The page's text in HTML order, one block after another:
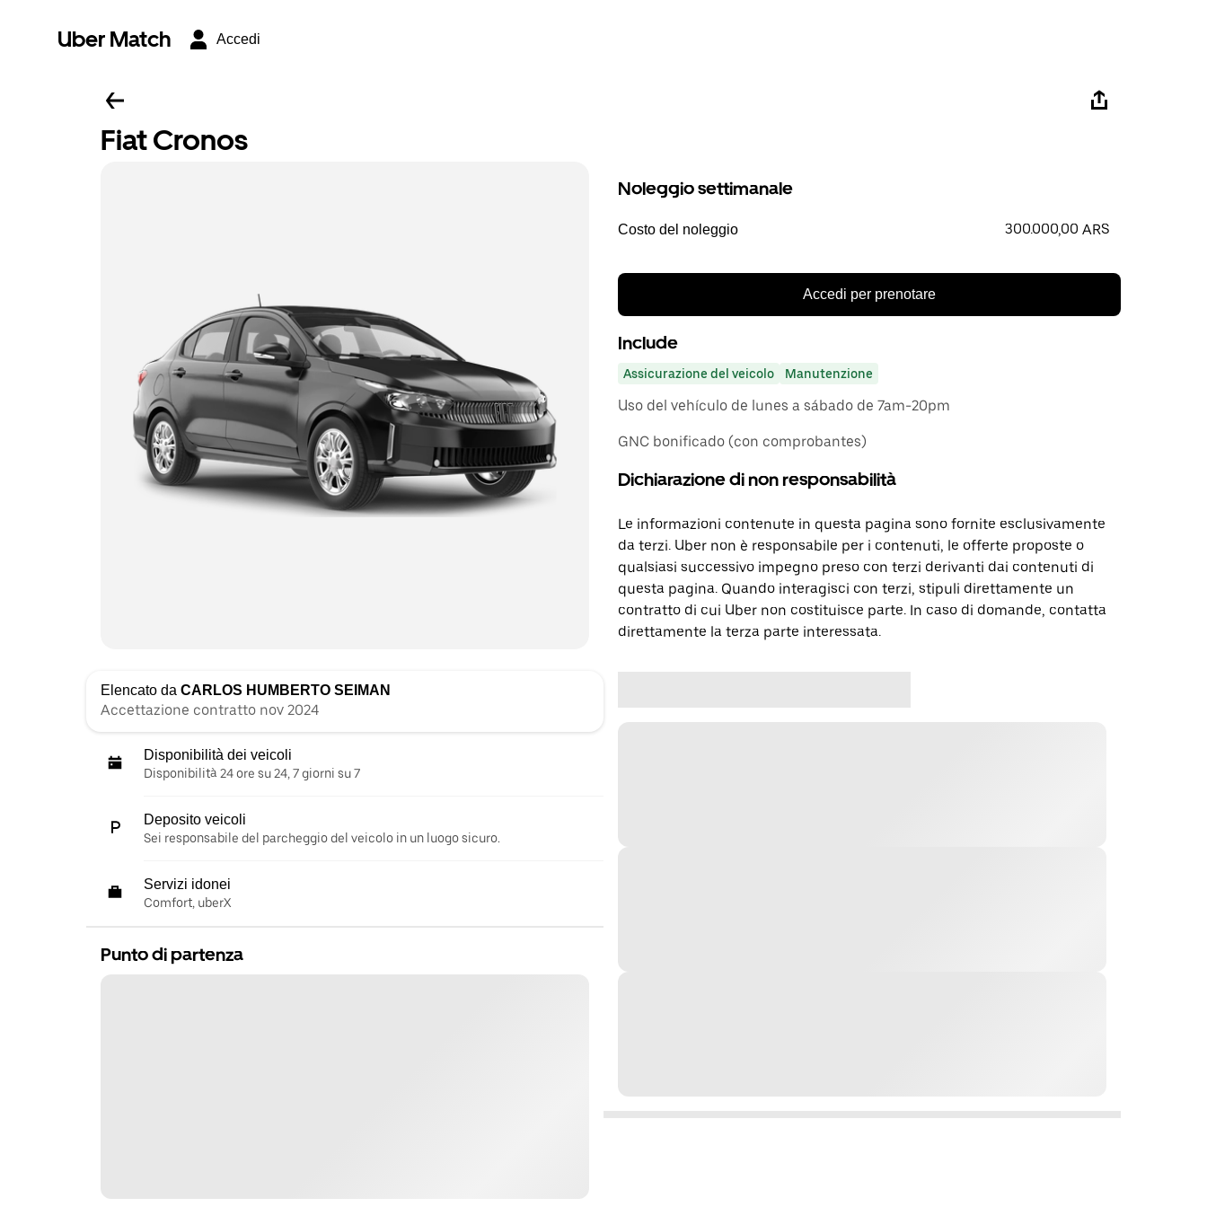
Uber Match Accedi
Fiat Cronos
Elencato da CARLOS HUMBERTO SEIMAN
Accettazione contratto nov 2024
Disponibilità dei veicoli
Disponibilità 24 ore su 24, 7 giorni su 7
Deposito veicoli
Sei responsabile del parcheggio del veicolo in un luogo sicuro.
Servizi idonei
Comfort, uberX
Punto di partenza
Noleggio settimanale
Costo del noleggio 300.000,00 ARS
Accedi per prenotare
Include
Assicurazione del veicolo Manutenzione
Uso del vehículo de lunes a sábado de 7am-20pm
GNC bonificado (con comprobantes)
Dichiarazione di non responsabilità
Le informazioni contenute in questa pagina sono fornite esclusivamente
da terzi. Uber non è responsabile per i contenuti, le offerte proposte o
qualsiasi successivo impegno preso con terzi derivanti dai contenuti di
questa pagina. Quando interagisci con terzi, stipuli direttamente un
contratto di cui Uber non costituisce parte. In caso di domande, contatta
direttamente la terza parte interessata.